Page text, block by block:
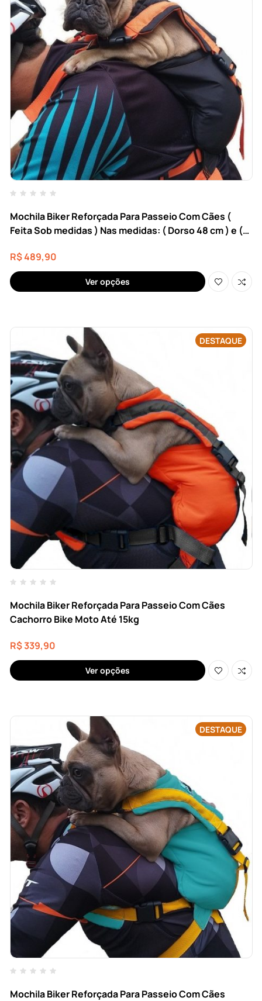
Mochila Biker Reforçada Para Passeio Com Cães (
Feita Sob medidas ) Nas medidas: ( Dorso 48 cm ) e (
R$489,90
Ver opções
DESTAQUE
Mochila Biker Reforçada Para Passeio Com Cães
Cachorro Bike Moto Até 15kg
R$339,90
Ver opções
DESTAQUE
Mochila Biker Reforçada Para Passeio Com Cães